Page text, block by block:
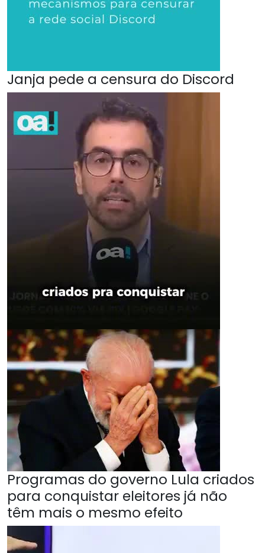
Janja pede a censura do Discord
Programas do governo Lula criados
para conquistar eleitores já não
têm mais o mesmo efeito